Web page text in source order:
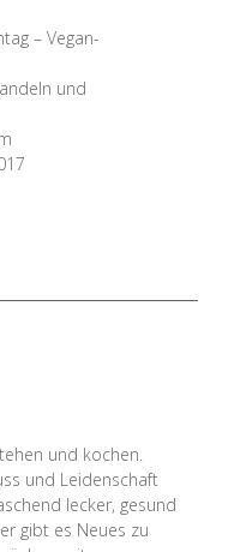
– Vegan-
und
und kochen.
und Leidenschaft
lecker, gesund
gibt es Neues zu